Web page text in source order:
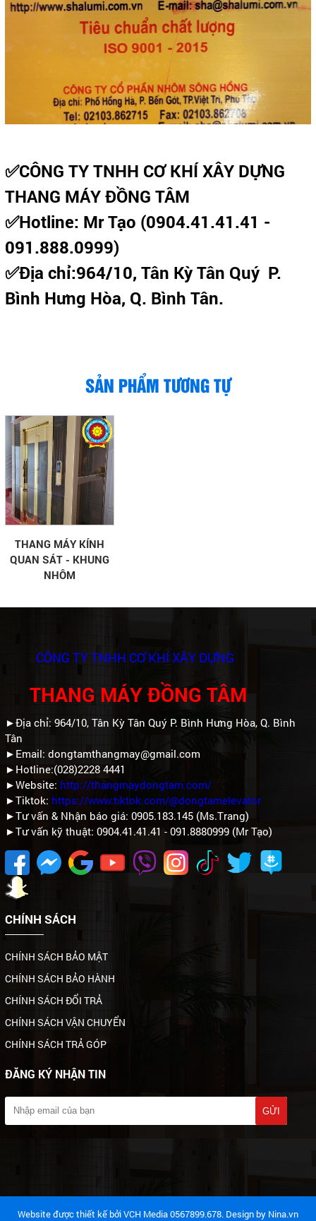
✅CÔNG TY TNHH CƠ KHÍ XÂY DỰNG
THANG MÁY ĐỒNG TÂM
✅Hotline: Mr Tạo (0904.41.41.41 -
091.888.0999)
✅Địa chỉ:964/10, Tân Kỳ Tân Quý P.
Bình Hưng Hòa, Q. Bình Tân.
SẢN PHẨM TƯƠNG TỰ
THANG MÁY KÍNH
QUAN SÁT - KHUNG
NHÔM
CÔNG TY TNHH CƠ KHÍ XÂY DỰNG
THANG MÁY ĐỒNG TÂM
►Địa chỉ: 964/10, Tân Kỳ Tân Quý P. Bình Hưng Hòa, Q. Bình
Tân
►Email: dongtamthangmay@gmail.com
►Hotline:(028)2228 4441
►Website: http://thangmaydongtam.com/
►Tiktok: https://www.tiktok.com/@dongtamelevator
►Tư vấn & Nhận báo giá: 0905.183.145 (Ms.Trang)
►Tư vấn kỹ thuật: 0904.41.41.41 - 091.8880999 (Mr Tạo)
CHÍNH SÁCH
CHÍNH SÁCH BẢO MẬT
CHÍNH SÁCH BẢO HÀNH
CHÍNH SÁCH ĐỔI TRẢ
CHÍNH SÁCH VẬN CHUYỂN
CHÍNH SÁCH TRẢ GÓP
ĐĂNG KÝ NHẬN TIN
Website được thiết kế bởi VCH Media 0567899.678. Design by Nina.vn